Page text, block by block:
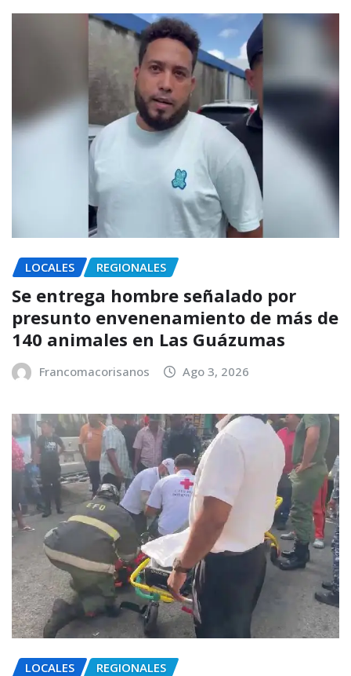
LOCALES REGIONALES
Se entrega hombre señalado por
presunto envenenamiento de más de
140 animales en Las Guázumas
Francomacorisanos Ago 3, 2026
LOCALES REGIONALES